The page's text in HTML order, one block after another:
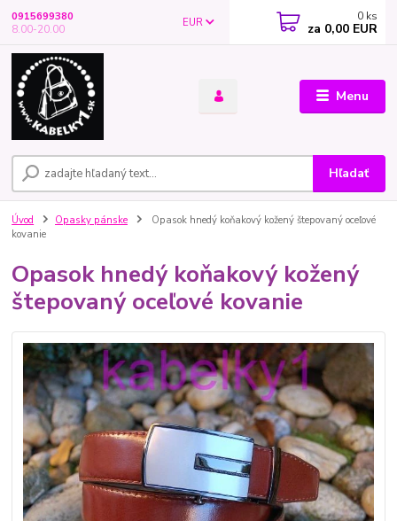
Menu
EUR
Hľadať
0915699380
8.00-20.00
0 ks
za 0,00 EUR
Úvod Opasky pánske
Opasok hnedý koňakový kožený štepovaný oceľové
kovanie
Opasok hnedý koňakový kožený
štepovaný oceľové kovanie